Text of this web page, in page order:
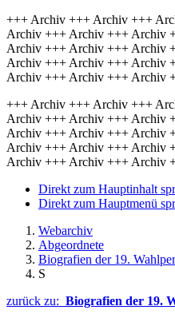
+++ Archiv +++ Archiv +++
Archiv +++ Archiv +++ Archiv
Archiv +++ Archiv +++ Archiv
Archiv +++ Archiv +++ Archiv
Archiv +++ Archiv +++ Archiv
+++ Archiv +++ Archiv +++
Archiv +++ Archiv +++ Archiv
Archiv +++ Archiv +++ Archiv
Archiv +++ Archiv +++ Archiv
Archiv +++ Archiv +++ Archiv
Direkt zum Hauptinhalt
Direkt zum Hauptmenü
Webarchiv
Abgeordnete
Biografien der 19.
S
zurück zu: Biografien der 19.